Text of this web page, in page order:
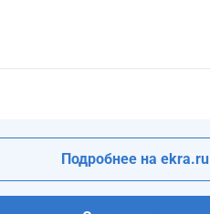
Подробнее на ekra.ru